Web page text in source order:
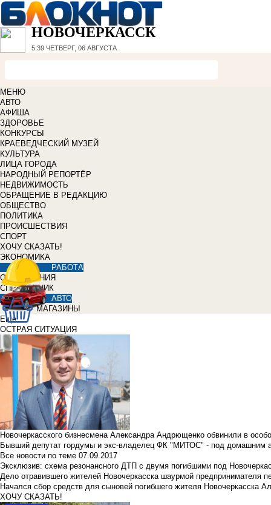
НОВОЧЕРКАССК
5:39 ЧЕТВЕРГ, 06 АВГУСТА
МЕНЮ
АВТО
АФИША
ЗДОРОВЬЕ
КОНКУРСЫ
КРАЕВЕДЧЕСКИЙ МУЗЕЙ
КУЛЬТУРА
ЛИЦА ГОРОДА
НАРОДНЫЙ РЕПОРТЁР
НЕДВИЖИМОСТЬ
ОБРАЩЕНИЕ В РЕДАКЦИЮ
ОБЩЕСТВО
ПОЛИТИКА
ПРОИСШЕСТВИЯ
СПОРТ
ХОЧУ СКАЗАТЬ!
ЭКОНОМИКА
РАБОТА
ОБЪЯВЛЕНИЯ
СПРАВОЧНИК
АВТО
МАГАЗИНЫ
Еще
ОСТРАЯ СИТУАЦИЯ
Новочеркасского бизнесмена Александра Андрющенко обвинили в
Бывший депутат гордумы и экс-владелец ФК "МИТОС" - под домашним
Все новости по теме 07.09.2017
Эксклюзив: схема резонансного ДТП с двумя погибшими под
Дело отравившего жителей Новочеркасска шаурмой предпринимателя
Начался сбор средств для сыновей погибшего жителя Новочеркасска
ХОЧУ СКАЗАТЬ!